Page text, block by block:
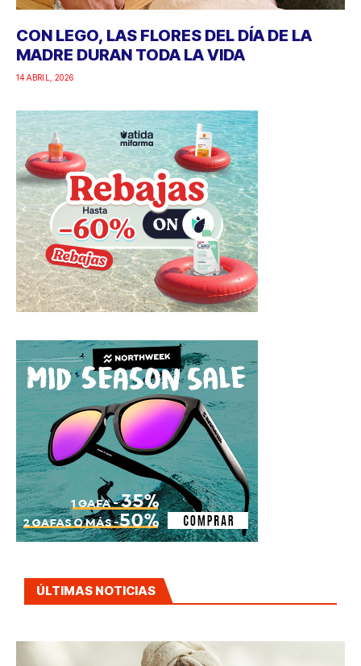
CON LEGO, LAS FLORES DEL DÍA DE LA
MADRE DURAN TODA LA VIDA
14 ABRIL, 2026
ÚLTIMAS NOTICIAS